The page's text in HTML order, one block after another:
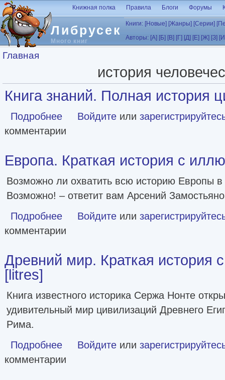
Перейти к основному содержанию
Либрусек
Много книг
Книжная полка Правила Блоги Форумы
Книги: [Новые] [Жанры] [Серии]
Авторы: [А] [Б] [В] [Г] [Д] [Е] [Ж] [З]
Вы здесь
Главная
история
Книга знаний. Полная история
Подробнее о Книга знаний. Полная история цивилизации
Войдите или
комментарии
Европа. Краткая история с
Возможно ли охватить всю историю Европы в
Возможно! – ответит вам Арсений
Подробнее о Европа. Краткая история с иллюстрациями [litres]
Войдите или
комментарии
Древний мир. Краткая история
[litres]
Книга известного историка Сержа Нонте
удивительный мир цивилизаций Древнего
Рима.
Подробнее о Древний мир. Краткая история с иллюстрациями [litres]
Войдите или
комментарии